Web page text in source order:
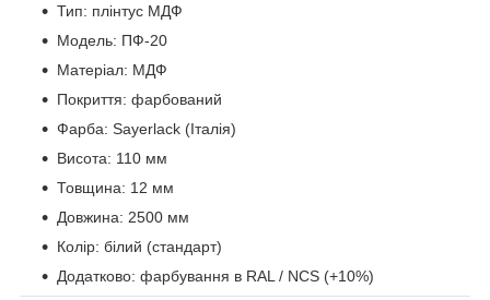
Тип: плінтус МДФ
Модель: ПФ-20
Матеріал: МДФ
Покриття: фарбований
Фарба: Sayerlack (Італія)
Висота: 110 мм
Товщина: 12 мм
Довжина: 2500 мм
Колір: білий (стандарт)
Додатково: фарбування в RAL / NCS (+10%)